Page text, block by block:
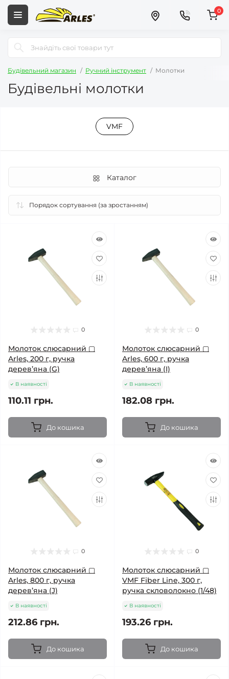
0
Будівельний магазин Ручний інструмент Молотки
Будівельні молотки
VMF
Каталог
0
Молоток слюсарний ▢
Arles, 200 г, ручка
дерев’яна (G)
В наявності
110.11 грн.
До кошика
0
Молоток слюсарний ▢
Arles, 600 г, ручка
дерев’яна (I)
В наявності
182.08 грн.
До кошика
0
Молоток слюсарний ▢
Arles, 800 г, ручка
дерев’яна (J)
В наявності
212.86 грн.
До кошика
0
Молоток слюсарний ▢
VMF Fiber Line, 300 г,
ручка скловолокно (1/48)
В наявності
193.26 грн.
До кошика